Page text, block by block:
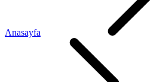
Anasayfa